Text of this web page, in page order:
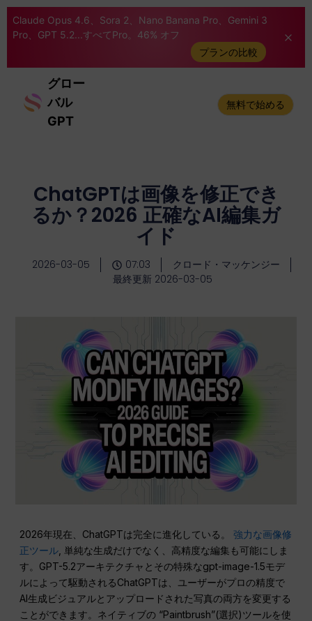
Claude Opus 4.6、Sora 2、Nano Banana Pro、Gemini 3
Pro、GPT 5.2...すべてPro。46% オフ
プランの比較
グロー
バル
GPT
無料で始める
ChatGPTは画像を修正でき
るか？2026 正確なAI編集ガ
イド
2026-03-05 07:03
クロード・マッケンジー
最終更新 2026-03-05
2026年現在、ChatGPTは完全に進化している。 強力な画像修
正ツール , 単純な生成だけでなく、高精度な編集も可能にしま
す。GPT-5.2アーキテクチャとその特殊なgpt-image-1.5モデ
ルによって駆動されるChatGPTは、ユーザーがプロの精度で
AI生成ビジュアルとアップロードされた写真の両方を変更する
ことができます。ネイティブの “Paintbrush”(選択)ツールを使